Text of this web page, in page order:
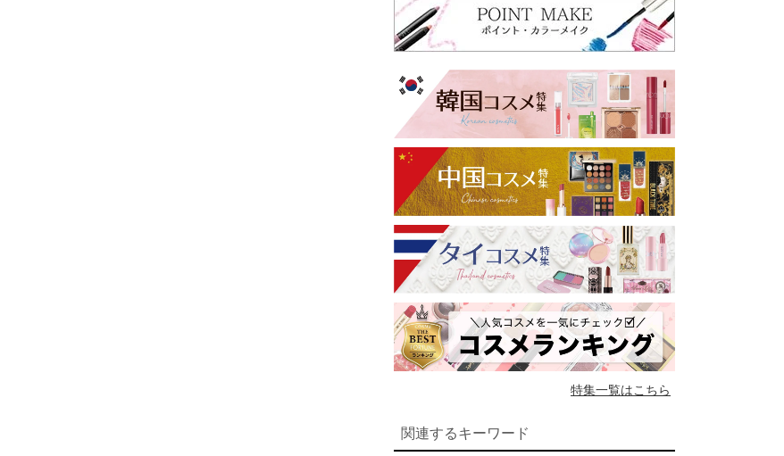
特集一覧はこちら
関連するキーワード